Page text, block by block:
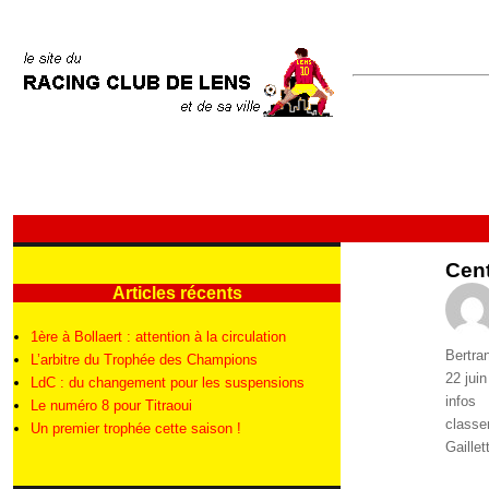
Auteur
Publié
le
22
infos
Articles récents
1ère à Bollaert : attention à la circulation
L’arbitre du Trophée des Champions
LdC : du changement pour les suspensions
Le numéro 8 pour Titraoui
Un premier trophée cette saison !